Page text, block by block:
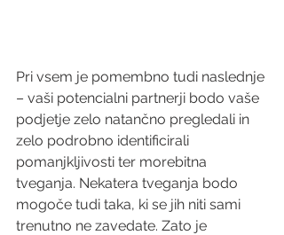
Pri vsem je pomembno tudi naslednje
– vaši potencialni partnerji bodo vaše
podjetje zelo natančno pregledali in
zelo podrobno identificirali
pomanjkljivosti ter morebitna
tveganja. Nekatera tveganja bodo
mogoče tudi taka, ki se jih niti sami
trenutno ne zavedate. Zato je